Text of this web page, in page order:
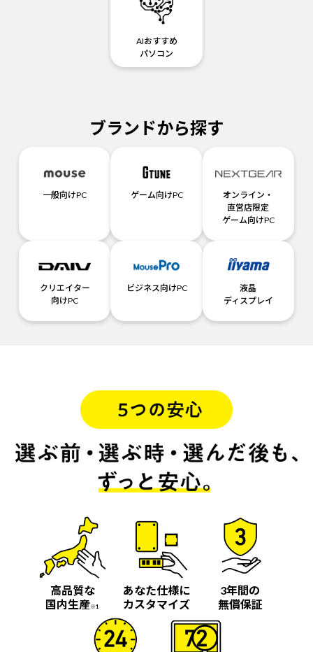
AIおすすめ
パソコン
ブランドから探す
一般向けPC ゲーム向けPC
オンライン・
直営店限定
ゲーム向けPC
クリエイター
向けPC
ビジネス向けPC
液晶
ディスプレイ
高品質な
国内生産※1
あなた仕様に
カスタマイズ
3年間の
無償保証